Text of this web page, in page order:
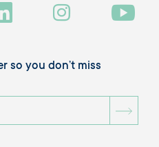
so you don’t miss